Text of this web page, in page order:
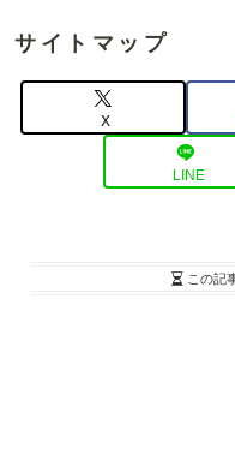
サイトマップ
X
LINE
この記